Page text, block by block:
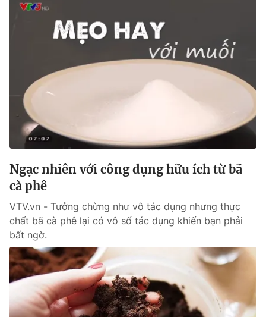
Ngạc nhiên với công dụng hữu ích từ bã
cà phê
VTV.vn - Tưởng chừng như vô tác dụng nhưng thực
chất bã cà phê lại có vô số tác dụng khiến bạn phải
bất ngờ.